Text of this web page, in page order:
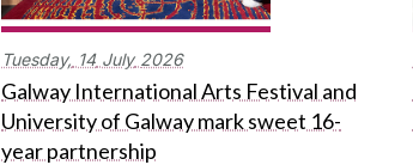
Tuesday, 14 July 2026
Galway International Arts Festival and
University of Galway mark sweet 16-
year partnership